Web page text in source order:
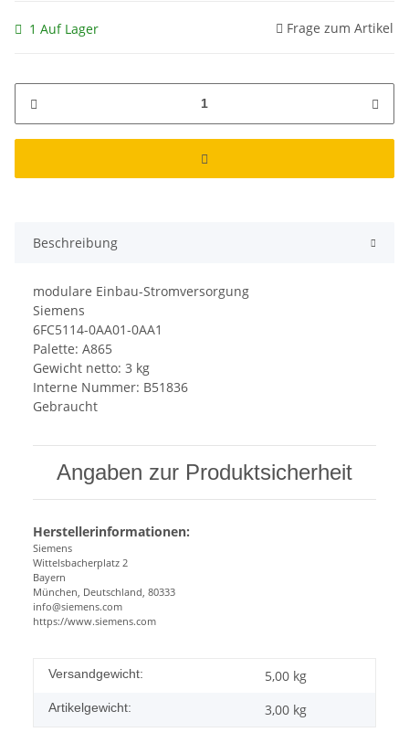
1 Auf Lager Frage zum Artikel
Beschreibung
modulare Einbau-Stromversorgung
Siemens
6FC5114-0AA01-0AA1
Palette: A865
Gewicht netto: 3 kg
Interne Nummer: B51836
Gebraucht
Angaben zur Produktsicherheit
Herstellerinformationen:
Siemens
Wittelsbacherplatz 2
Bayern
München, Deutschland, 80333
info@siemens.com
https://www.siemens.com
Versandgewicht: 5,00 kg
Artikelgewicht: 3,00 kg